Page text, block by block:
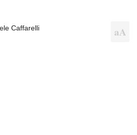
Caffarelli